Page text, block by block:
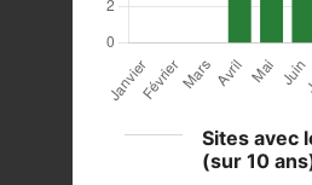
Sites avec
(sur 10